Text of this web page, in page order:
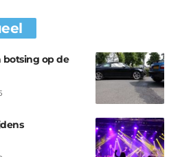
botsing op de